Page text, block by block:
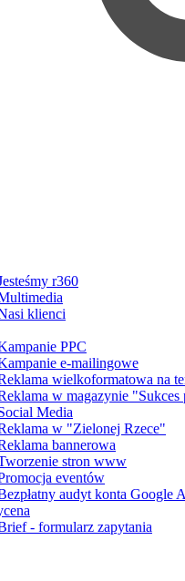
r360
klienci
PPC
e-mailingowe
wielkoformatowa na
w magazynie "Sukces
Media
w "Zielonej Rzece"
bannerowa
stron www
eventów
audyt konta Google
- formularz zapytania